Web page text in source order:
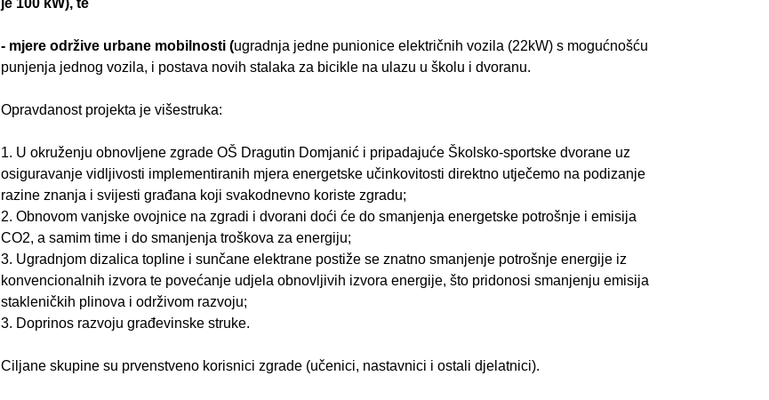
je 100 kW), te
- mjere održive urbane mobilnosti (ugradnja jedne punionice električnih vozila (22kW) s mogućnošću
punjenja jednog vozila, i postava novih stalaka za bicikle na ulazu u školu i dvoranu.
Opravdanost projekta je višestruka:
1. U okruženju obnovljene zgrade OŠ Dragutin Domjanić i pripadajuće Školsko-sportske dvorane uz
osiguravanje vidljivosti implementiranih mjera energetske učinkovitosti direktno utječemo na podizanje
razine znanja i svijesti građana koji svakodnevno koriste zgradu;
2. Obnovom vanjske ovojnice na zgradi i dvorani doći će do smanjenja energetske potrošnje i emisija
CO2, a samim time i do smanjenja troškova za energiju;
3. Ugradnjom dizalica topline i sunčane elektrane postiže se znatno smanjenje potrošnje energije iz
konvencionalnih izvora te povećanje udjela obnovljivih izvora energije, što pridonosi smanjenju emisija
stakleničkih plinova i održivom razvoju;
3. Doprinos razvoju građevinske struke.
Ciljane skupine su prvenstveno korisnici zgrade (učenici, nastavnici i ostali djelatnici).